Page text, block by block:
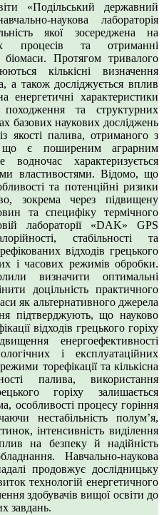
«Подільський державний
наукова лабораторія
якої зосереджена на
процесів та отриманні
Протягом тривалого
кількісні визначення
а також досліджується вплив
енергетичні характеристики
та структурних
базових наукових досліджень
якості палива, отриманого з
що є поширеним аграрним
характеризується
властивостями. Відомо, що
та потенційні ризики
зокрема через підвищену
та специфіку термічного
лабораторії «DAK» GPS
стабільності та
відходів грецького
і часових режимів обробки.
визначити оптимальні
доцільність практичного
як альтернативного джерела
підтверджують, що науково
відходів грецького горіху
енергоефективності
і експлуатаційних
торефікації та кількісна
палива, використання
горіху залишається
особливості процесу горіння
нестабільність полум’я,
інтенсивність виділення
на безпеку й надійність
Навчально-наукова
продовжує дослідницьку
технологій енергетичного
здобувачів вищої освіти до
завдань.